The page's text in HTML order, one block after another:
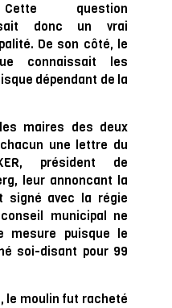
Cette question
donc un vrai
De son côté, le
connaissait les
dépendant de la
maires des deux
une lettre du
président de
leur annoncant la
signé avec la régie
municipal ne
mesure puisque le
soi-disant pour 99
le moulin fut racheté